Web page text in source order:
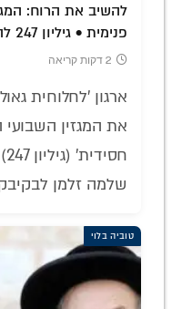
להשיב את הרוח:
פנימית • גיליון 247 להורדה
2 דקות קריאה
ארגון 'לחלוחית
את המגזין
שלמה זלמן
טוביה בלוי